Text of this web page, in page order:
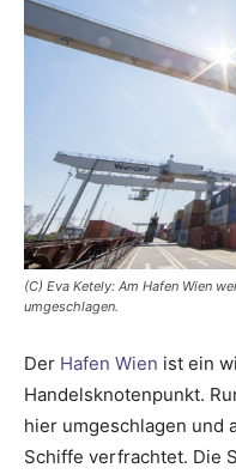
(C) Eva Ketely: Am Hafen Wien
umgeschlagen.
Der Hafen Wien ist ein
Handelsknotenpunkt.
hier umgeschlagen und
Schiffe verfrachtet. Die